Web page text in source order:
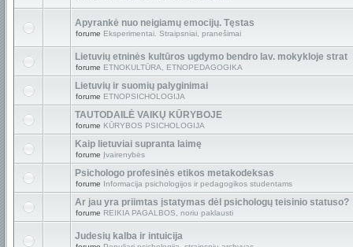
Apyrankė nuo neigiamų emocijų. Tęstas
forume Eksperimentai. Straipsniai, pranešimai
Lietuvių etninės kultūros ugdymo bendro lav. mokykloje strat
forume ETNOKULTŪRA, ETNOPEDAGOGIKA
Lietuvių ir suomių palyginimai
forume ETNOPSICHOLOGIJA
TAUTODAILĖ VAIKŲ KŪRYBOJE
forume KŪRYBOS PSICHOLOGIJA
Kaip lietuviai supranta laimę
forume Įvairenybės
Psichologo profesinės etikos metakodeksas
forume Informacija psichologijos ir pedagogikos studentams
Ar jau yra priimtas įstatymas dėl psichologų teisinio statuso?
forume REIKIA PAGALBOS, noriu paklausti
Judesių kalba ir intuicija